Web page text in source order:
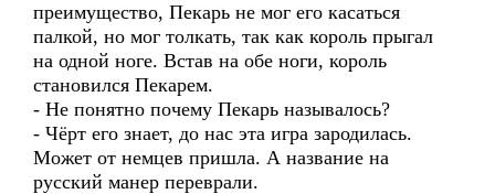
преимущество, Пекарь не мог его касаться
палкой, но мог толкать, так как король прыгал
на одной ноге. Встав на обе ноги, король
становился Пекарем.
- Не понятно почему Пекарь называлось?
- Чёрт его знает, до нас эта игра зародилась.
Может от немцев пришла. А название на
русский манер переврали.